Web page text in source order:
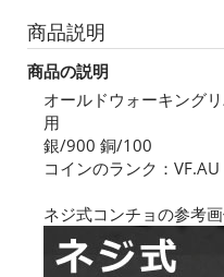
商品説明
商品の説明
オールドウォーキング
用
銀/900 銅/100
コインのランク：VF.AU
ネジ式コンチョの参考